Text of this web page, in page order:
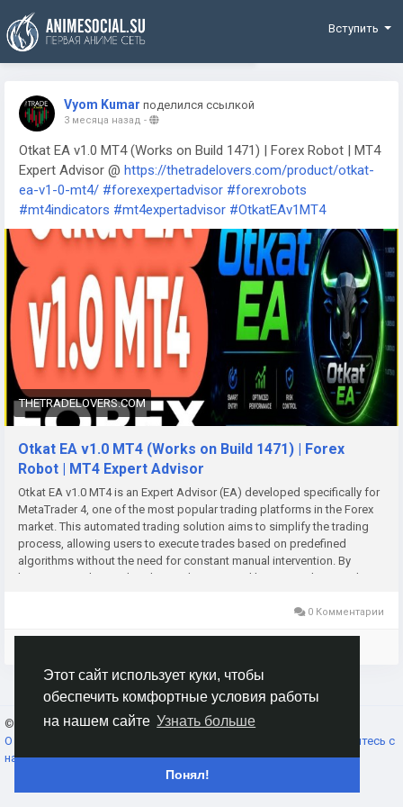
Этот сайт использует куки, чтобы
обеспечить комфортные условия работы
на нашем сайте Узнать больше
Понял!
Funding
Вступить
Vyom Kumar поделился ссылкой
3 месяца назад -
Otkat EA v1.0 MT4 (Works on Build 1471) | Forex Robot | MT4
Expert Advisor @ https://thetradelovers.com/product/otkat-
ea-v1-0-mt4/ #forexexpertadvisor #forexrobots
#mt4indicators #mt4expertadvisor #OtkatEAv1MT4
THETRADELOVERS.COM
Otkat EA v1.0 MT4 (Works on Build 1471) | Forex
Robot | MT4 Expert Advisor
Otkat EA v1.0 MT4 is an Expert Advisor (EA) developed specifically for
MetaTrader 4, one of the most popular trading platforms in the Forex
market. This automated trading solution aims to simplify the trading
process, allowing users to execute trades based on predefined
algorithms without the need for constant manual intervention. By
harnessing advanced trading techniques and leveraging historical
0 Комментарии
© 2026 AnimeSocial.SU - Первая аниме сеть!
О нас
Свяжитесь с
нами
Каталог